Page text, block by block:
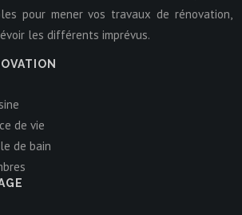
pour mener vos travaux de rénovation,
les différents imprévus.
de vie
de bain